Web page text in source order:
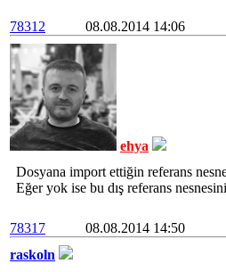
78312 08.08.2014 14:06
ehya
Dosyana import ettiğin referans
Eğer yok ise bu dış referans
78317
08.08.2014 14:50
raskoln